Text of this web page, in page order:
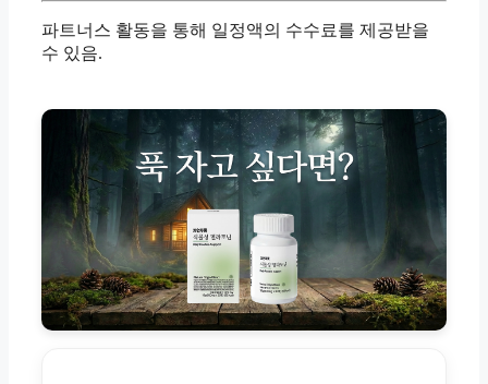
파트너스 활동을 통해 일정액의 수수료를 제공받을
수 있음.